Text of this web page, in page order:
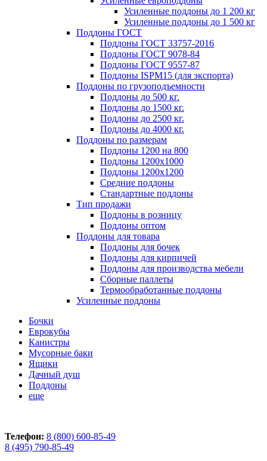
Усиленные поддоны до 1 200 кг
Усиленные поддоны до 1 500 кг
Поддоны ГОСТ
Поддоны ГОСТ 33757-2016
Поддоны ГОСТ 9078-84
Поддоны ГОСТ 9557-87
Поддоны ISPM15 (для экспорта)
Поддоны по грузоподъемности
Поддоны до 500 кг.
Поддоны до 1500 кг.
Поддоны до 2500 кг.
Поддоны до 4000 кг.
Поддоны по размерам
Поддоны 1200 на 800
Поддоны 1200х1000
Поддоны 1200х1200
Средние поддоны
Стандартные поддоны
Тип продажи
Поддоны в розницу
Поддоны оптом
Поддоны для товара
Поддоны для бочек
Поддоны для кирпичей
Поддоны для производства мебели
Сборные паллеты
Термообработанные поддоны
Усиленные поддоны
Бочки
Еврокубы
Канистры
Мусорные баки
Ящики
Дачный душ
Поддоны
еще
Телефон: 8 (800) 600-85-49
8 (495) 790-85-49